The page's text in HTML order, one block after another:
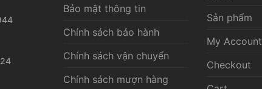
Bảo mật thông tin
Chính sách bảo hành
Chính sách vận chuyển
Chính sách mượn hàng
Sản phẩm
My Account
Checkout